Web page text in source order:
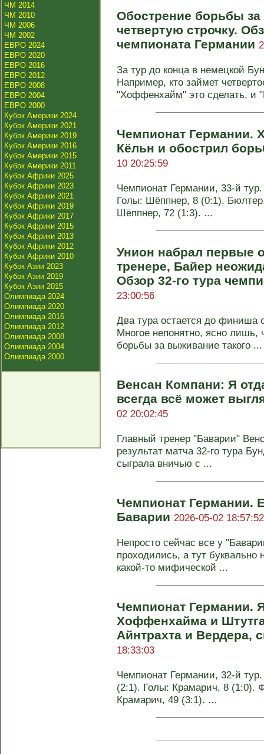
ЧМ 2014
ЧМ 2010
ЧМ 2006
ЧМ 2002
ЕВРО 2024
ЕВРО 2020
ЕВРО 2016
ЕВРО 2012
ЕВРО 2008
ЕВРО 2004
ЕВРО 2000
Кубок Америки 2024
Кубок Америки 2021
Кубок Америки 2019
Кубок Америки 2016
Кубок Америки 2015
Кубок Америки 2011
Кубок Африки 2025
Кубок Африки 2023
Кубок Африки 2021
Кубок Африки 2019
Кубок Африки 2017
Кубок Африки 2015
Кубок Африки 2013
Кубок Африки 2012
Кубок Африки 2010
Кубок Азии 2023
Кубок Азии 2019
Кубок Азии 2015
Олимпиада 2024
Олимпиада 2020
Олимпиада 2016
Олимпиада 2012
Олимпиада 2008
Олимпиада 2004
Олимпиада 2000
Обострение борьбы
четвертую строчку.
чемпионата Германии
За тур до конца в немецкой
Например, кто займет
"Хоффенхайм" это сделать, и
Чемпионат Германии.
Кёльн и обострил
10 20:25:59
Чемпионат Германии, 33-й
Голы: Шёппнер, 8 (0:1).
Шёппнер, 72 (1:3). ...
Унион набрал первые
тренере, Байер
Обзор 32-го тура
23:00:56
Два тура остается до финиша
Многое непонятно, ясно
борьбы за выживание такого ...
Венсан Компани: Я
всегда всё может
02 20:02:45
Главный тренер "Баварии"
результат матча 32-го тура
сыграла вничью с ...
Чемпионат Германии.
Баварии 2026-05-02 18:57:52
Непросто сейчас все у
проходились, а тут буквально
какой-то мифической ...
Чемпионат Германии.
Хоффенхайма и
Айнтрахта и Вердера,
18:33:03
Чемпионат Германии, 32-й
(2:1). Голы: Крамарич, 8 (1:0).
Крамарич, 49 (3:1). ...